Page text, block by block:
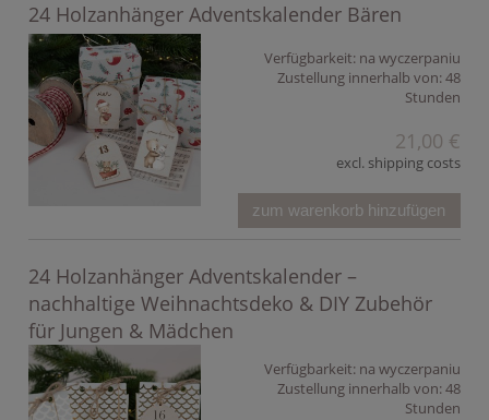
24 Holzanhänger Adventskalender Bären
Verfügbarkeit: na wyczerpaniu
Zustellung innerhalb von:48
Stunden
21,00 €
excl. shipping costs
zum warenkorb hinzufügen
24 Holzanhänger Adventskalender –
nachhaltige Weihnachtsdeko & DIY Zubehör
für Jungen & Mädchen
Verfügbarkeit: na wyczerpaniu
Zustellung innerhalb von:48
Stunden